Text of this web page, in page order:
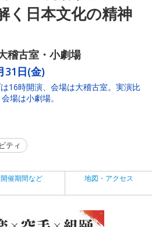
く日本文化の精神
稽古室・小劇場
31日(金)
16時開演、会場は大稽古室。実演比
場は小劇場。
ティ
開催期間など 地図・アクセス